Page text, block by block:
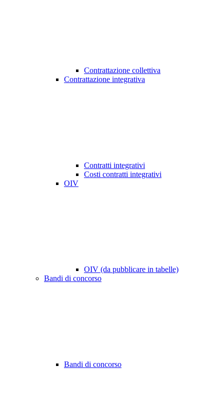
Contrattazione collettiva
Contrattazione integrativa
Contratti integrativi
Costi contratti integrativi
OIV
OIV (da pubblicare in tabelle)
Bandi di concorso
Bandi di concorso